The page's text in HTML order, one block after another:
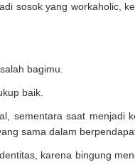
sosok yang workaholic,
bagimu.
baik.
sementara saat menjadi
sama dalam
karena bingung